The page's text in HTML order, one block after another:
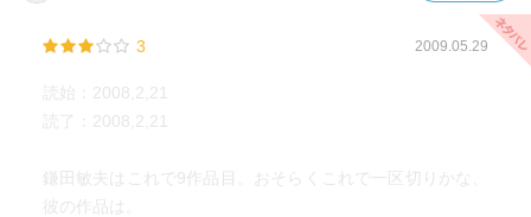
3 2009.05.29
読始：2008,2,21
読了：2008,2,21
鎌田敏夫はこれで9作品目。おそらくこれで一区切りかな、
彼の作品は。